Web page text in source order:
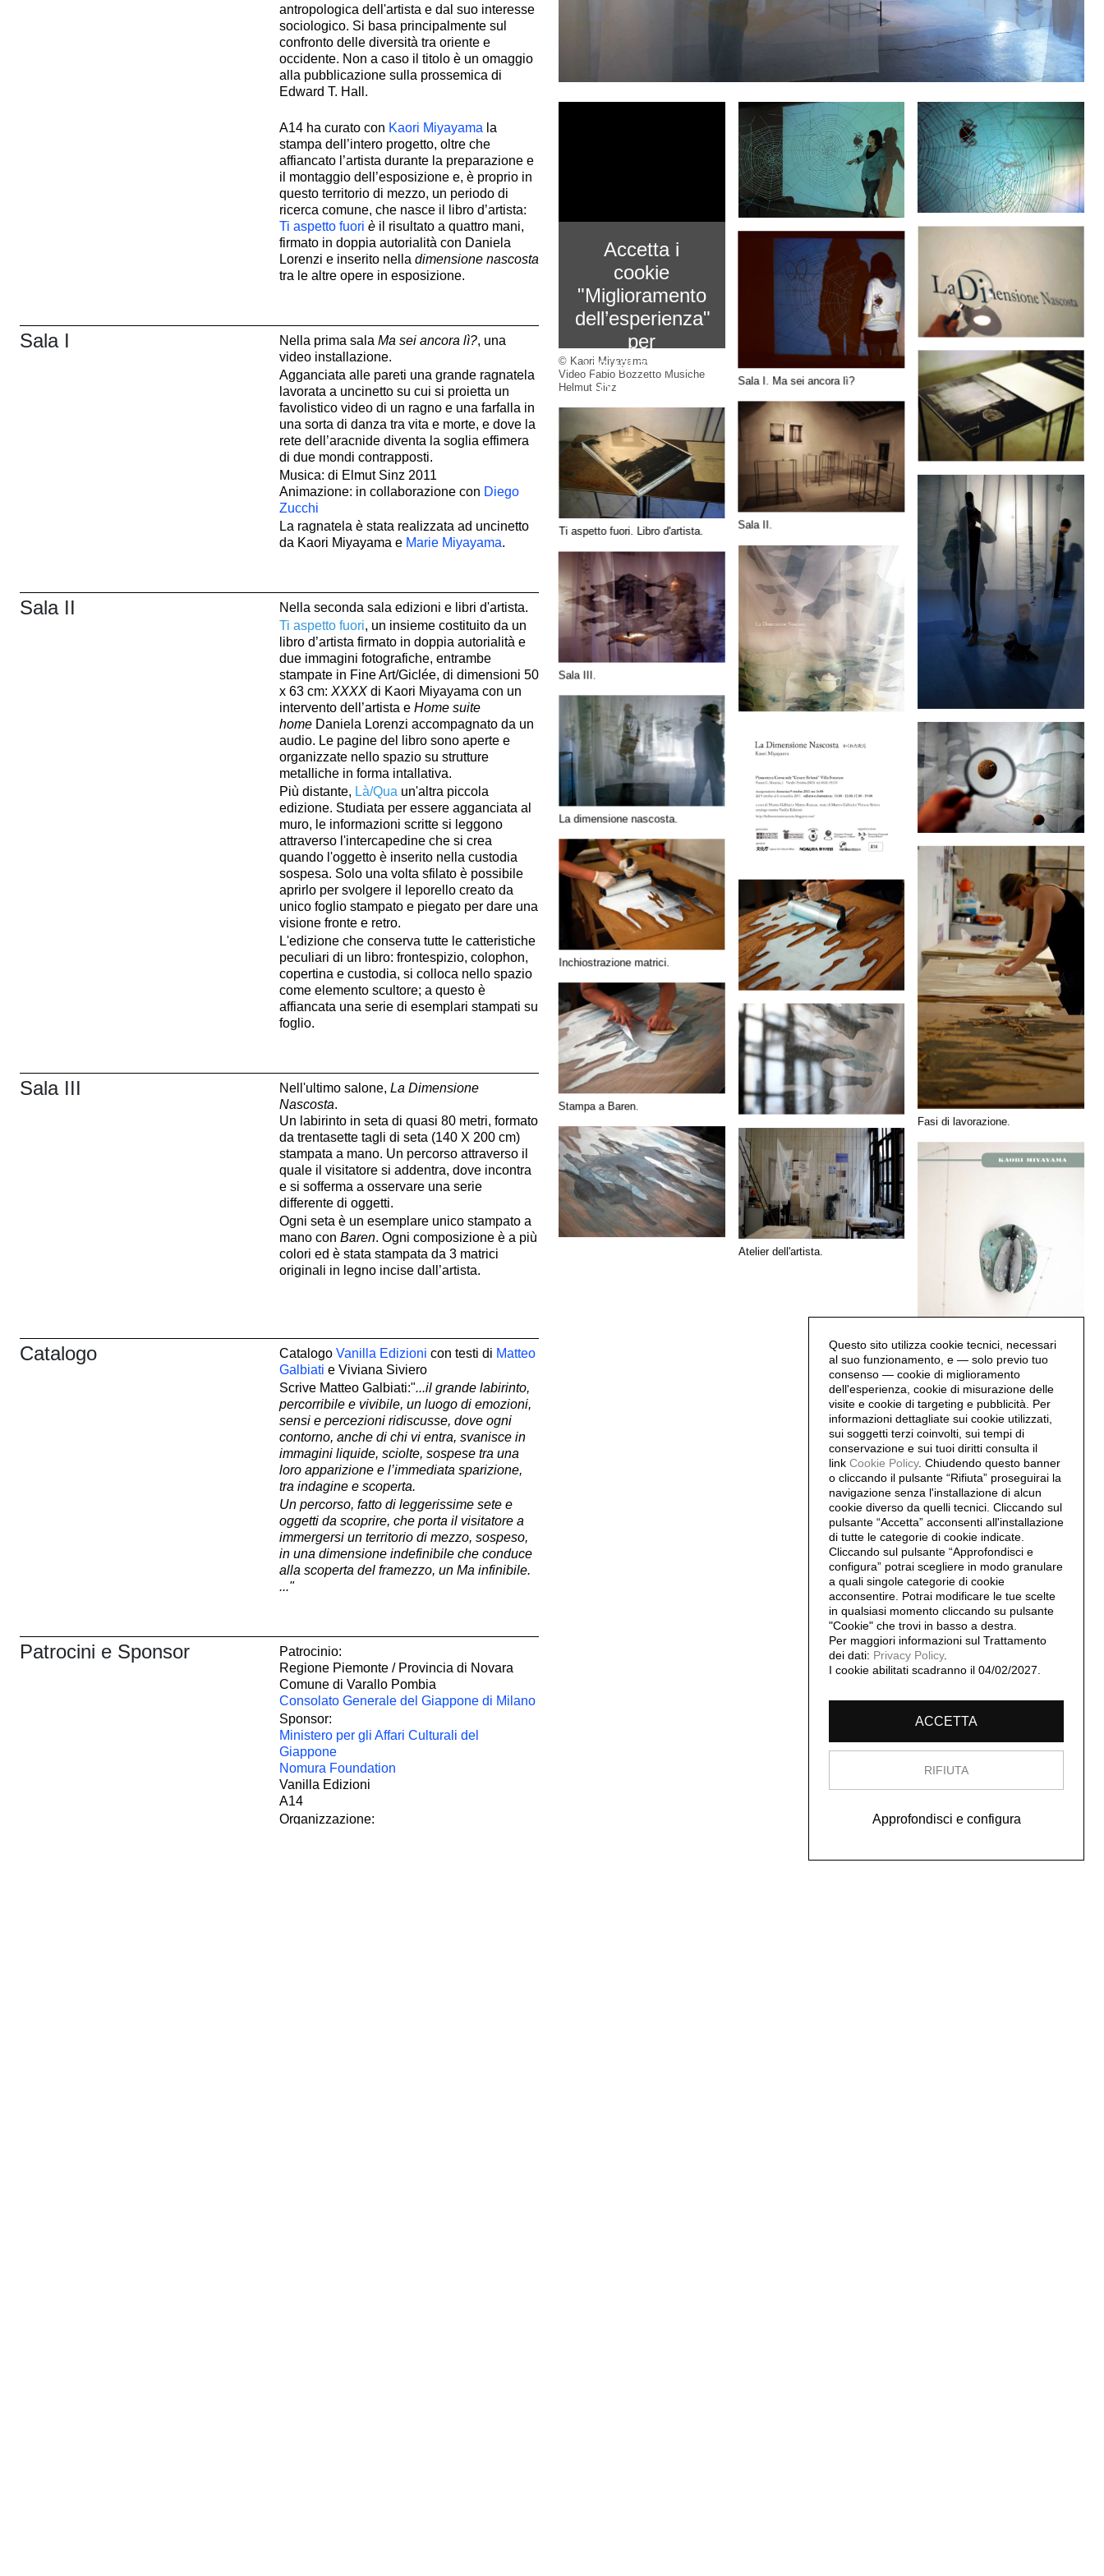
antropologica dell'artista e dal suo interesse
sociologico. Si basa principalmente sul
confronto delle diversità tra oriente e
occidente. Non a caso il titolo è un omaggio
alla pubblicazione sulla prossemica di
Edward T. Hall.
A14 ha curato con Kaori Miyayama la
stampa dell’intero progetto, oltre che
affiancato l’artista durante la preparazione e
il montaggio dell’esposizione e, è proprio in
questo territorio di mezzo, un periodo di
ricerca comune, che nasce il libro d’artista:
Ti aspetto fuori è il risultato a quattro mani,
firmato in doppia autorialità con Daniela
Lorenzi e inserito nella dimensione nascosta
tra le altre opere in esposizione.
Sala I Nella prima sala Ma sei ancora lì?, una
video installazione.
Agganciata alle pareti una grande ragnatela
lavorata a uncinetto su cui si proietta un
favolistico video di un ragno e una farfalla in
una sorta di danza tra vita e morte, e dove la
rete dell’aracnide diventa la soglia effimera
di due mondi contrapposti.
Musica: di Elmut Sinz 2011
Animazione: in collaborazione con Diego
Zucchi
La ragnatela è stata realizzata ad uncinetto
da Kaori Miyayama e Marie Miyayama.
Sala II
Nella seconda sala edizioni e libri d'artista.
Ti aspetto fuori, un insieme costituito da un
libro d’artista firmato in doppia autorialità e
due immagini fotografiche, entrambe
stampate in Fine Art/Giclée, di dimensioni 50
x 63 cm: XXXX di Kaori Miyayama con un
intervento dell’artista e Home suite
home Daniela Lorenzi accompagnato da un
audio. Le pagine del libro sono aperte e
organizzate nello spazio su strutture
metalliche in forma intallativa.
Più distante, Là/Qua un'altra piccola
edizione. Studiata per essere agganciata al
muro, le informazioni scritte si leggono
attraverso l'intercapedine che si crea
quando l'oggetto è inserito nella custodia
sospesa. Solo una volta sfilato è possibile
aprirlo per svolgere il leporello creato da
unico foglio stampato e piegato per dare una
visione fronte e retro.
L'edizione che conserva tutte le catteristiche
peculiari di un libro: frontespizio, colophon,
copertina e custodia, si colloca nello spazio
come elemento scultore; a questo è
affiancata una serie di esemplari stampati su
foglio.
Sala III Nell'ultimo salone, La Dimensione
Nascosta.
Un labirinto in seta di quasi 80 metri, formato
da trentasette tagli di seta (140 X 200 cm)
stampata a mano. Un percorso attraverso il
quale il visitatore si addentra, dove incontra
e si sofferma a osservare una serie
differente di oggetti.
Ogni seta è un esemplare unico stampato a
mano con Baren. Ogni composizione è a più
colori ed è stata stampata da 3 matrici
originali in legno incise dall’artista.
Catalogo Catalogo Vanilla Edizioni con testi di Matteo
Galbiati e Viviana Siviero
Scrive Matteo Galbiati:"...il grande labirinto,
percorribile e vivibile, un luogo di emozioni,
sensi e percezioni ridiscusse, dove ogni
contorno, anche di chi vi entra, svanisce in
immagini liquide, sciolte, sospese tra una
loro apparizione e l’immediata sparizione,
tra indagine e scoperta.
Un percorso, fatto di leggerissime sete e
oggetti da scoprire, che porta il visitatore a
immergersi un territorio di mezzo, sospeso,
in una dimensione indefinibile che conduce
alla scoperta del framezzo, un Ma infinibile.
..."
Patrocini e Sponsor
Patrocinio:
Regione Piemonte / Provincia di Novara
Comune di Varallo Pombia
Consolato Generale del Giappone di Milano
Sponsor:
Ministero per gli Affari Culturali del
Giappone
Nomura Foundation
Vanilla Edizioni
A14
Organizzazione:
Accetta i
cookie
"Miglioramento
dell’esperienza"
per
visualizzare il
contenuto
© Kaori Miyayama
Video Fabio Bozzetto Musiche
Helmut Sinz
Sala I. Ma sei ancora lì?
Sala II.
Ti aspetto fuori. Libro d'artista.
Sala III.
La dimensione nascosta.
Inchiostrazione matrici.
Fasi di lavorazione.
Stampa a Baren.
Atelier dell'artista.
La dimensione nascosta KAORI
MIYAYAMA_catalogo. © Vanilla
edizioni
Questo sito utilizza cookie tecnici, necessari
al suo funzionamento, e — solo previo tuo
consenso — cookie di miglioramento
dell'esperienza, cookie di misurazione delle
visite e cookie di targeting e pubblicità. Per
informazioni dettagliate sui cookie utilizzati,
sui soggetti terzi coinvolti, sui tempi di
conservazione e sui tuoi diritti consulta il
link Cookie Policy. Chiudendo questo banner
o cliccando il pulsante “Rifiuta” proseguirai la
navigazione senza l'installazione di alcun
cookie diverso da quelli tecnici. Cliccando sul
pulsante “Accetta” acconsenti all'installazione
di tutte le categorie di cookie indicate.
Cliccando sul pulsante “Approfondisci e
configura” potrai scegliere in modo granulare
a quali singole categorie di cookie
acconsentire. Potrai modificare le tue scelte
in qualsiasi momento cliccando su pulsante
"Cookie" che trovi in basso a destra.
Per maggiori informazioni sul Trattamento
dei dati: Privacy Policy.
I cookie abilitati scadranno il 04/02/2027.
ACCETTA
RIFIUTA
Approfondisci e configura